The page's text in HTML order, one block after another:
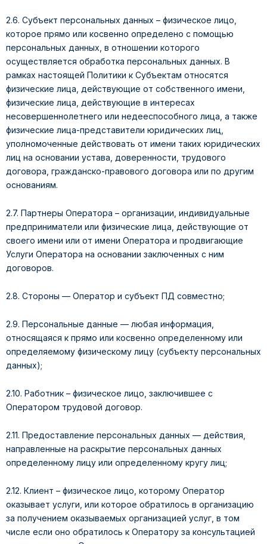
2.6. Субъект персональных данных – физическое лицо,
которое прямо или косвенно определено с помощью
персональных данных, в отношении которого
осуществляется обработка персональных данных. В
рамках настоящей Политики к Субъектам относятся
физические лица, действующие от собственного имени,
физические лица, действующие в интересах
несовершеннолетнего или недееспособного лица, а также
физические лица-представители юридических лиц,
уполномоченные действовать от имени таких юридических
лиц на основании устава, доверенности, трудового
договора, гражданско-правового договора или по другим
основаниям.
2.7. Партнеры Оператора – организации, индивидуальные
предприниматели или физические лица, действующие от
своего имени или от имени Оператора и продвигающие
Услуги Оператора на основании заключенных с ним
договоров.
2.8. Стороны — Оператор и субъект ПД совместно;
2.9. Персональные данные — любая информация,
относящаяся к прямо или косвенно определенному или
определяемому физическому лицу (субъекту персональных
данных);
2.10. Работник – физическое лицо, заключившее с
Оператором трудовой договор.
2.11. Предоставление персональных данных — действия,
направленные на раскрытие персональных данных
определенному лицу или определенному кругу лиц;
2.12. Клиент – физическое лицо, которому Оператор
оказывает услуги, или которое обратилось в организацию
за получением оказываемых организацией услуг, в том
числе если оно обратилось к Оператору за консультацией